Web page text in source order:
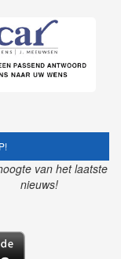
van het laatste
nieuws!